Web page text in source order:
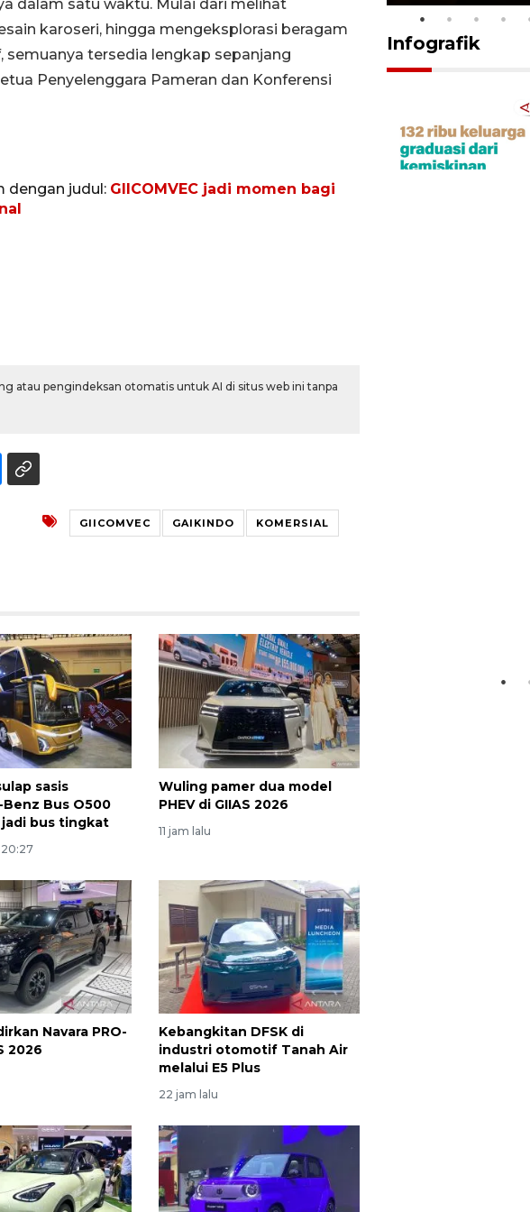
dalam satu waktu. Mulai dari melihat
karoseri, hingga mengeksplorasi beragam
tersedia lengkap sepanjang
Penyelenggara Pameran dan Konferensi
dengan judul: GIICOMVEC jadi momen bagi
atau pengindeksan otomatis untuk AI di situs web ini tanpa
GIICOMVEC GAIKINDO KOMERSIAL
sasis
Bus O500
jadi bus tingkat
Wuling pamer dua model
PHEV di GIIAS 2026
11 jam lalu
Navara PRO-
2026
Kebangkitan DFSK di
industri otomotif Tanah Air
melalui E5 Plus
22 jam lalu
Infografik
2026-08-06 06:30:00